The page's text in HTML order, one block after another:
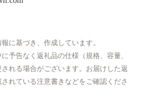
に基づき、作成しています。
予告なく返礼品の仕様（規格、容量、
れる場合がございます。お届けした返
れている注意書きなどをご確認くださ